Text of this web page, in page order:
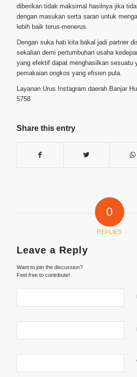
diberikan tidak maksimal hasilnya jika
dengan masukan serta saran untuk
lebih baik terus-menerus.
Dengan suka hati kita bakal jadi partner
sekalian demi pertumbuhan usaha
yang efektif dapat menghasilkan sesuatu
pemakaian ongkos yang efisien pula.
Layanan Urus Instagram daerah Banjar
5758
Share this entry
0
REPLIES
Leave a Reply
Want to join the discussion?
Feel free to contribute!